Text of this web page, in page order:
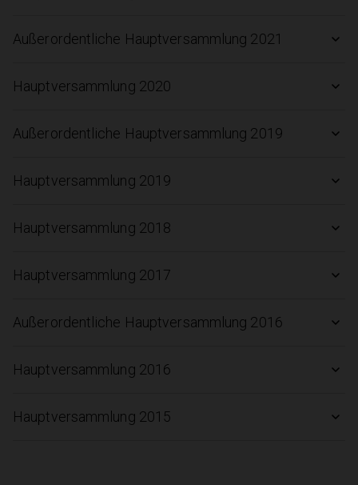
Außerordentliche Hauptversammlung 2021
Hauptversammlung 2020
Außerordentliche Hauptversammlung 2019
Hauptversammlung 2019
Hauptversammlung 2018
Hauptversammlung 2017
Außerordentliche Hauptversammlung 2016
Hauptversammlung 2016
Hauptversammlung 2015